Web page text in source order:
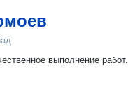
выполнение работ.